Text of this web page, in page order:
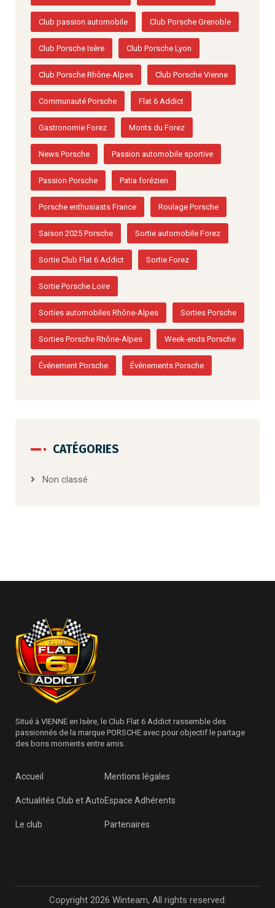
Club passion automobile Club Porsche Grenoble
Club Porsche Isère Club Porsche Lyon
Club Porsche Rhône-Alpes Club Porsche Vienne
Communauté Porsche Flat 6 Addict
Gastronomie Forez Monts du Forez
News Porsche Passion automobile sportive
Passion Porsche Patia forézien
Porsche enthusiasts France Roulage Porsche
Saison 2025 Porsche Sortie automobile Forez
Sortie Club Flat 6 Addict Sortie Forez
Sortie Porsche Loire
Sorties automobiles Rhône-Alpes Sorties Porsche
Sorties Porsche Rhône-Alpes Week-ends Porsche
Événement Porsche Événements Porsche
CATÉGORIES
Non classé
Situé à VIENNE en Isère, le Club Flat 6 Addict rassemble des
passionnés de la marque PORSCHE avec pour objectif le partage
des bons moments entre amis.
Accueil
Actualités Club et Auto
Le club
Mentions légales
Espace Adhérents
Partenaires
Copyright 2026 Winteam, All rights reserved.